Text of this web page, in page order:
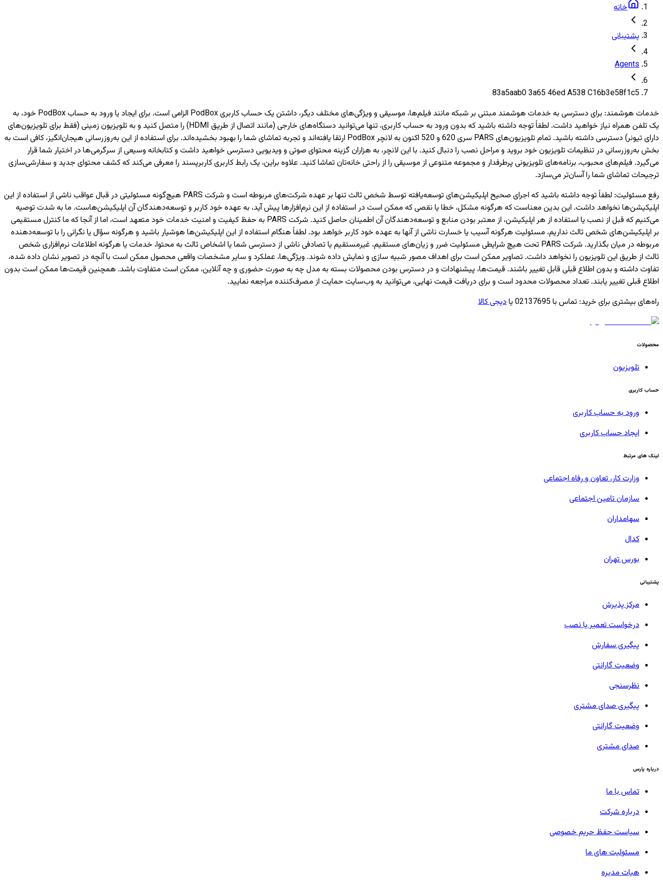
خانه
پشتیبانی
Agents
83a5aab0 3a65 46ed A538 C16b3e58f1c5
خدمات هوشمند:
برای دسترسی به خدمات هوشمند مبتنی بر شبکه مانند فیلم‌ها، موسیقی و ویژگی‌های مختلف دیگر، داشتن یک حساب کاربری PodBox الزامی است. برای ایجاد یا ورود به حساب PodBox خود، به
یک تلفن همراه نیاز خواهید داشت. لطفاً توجه داشته باشید که بدون ورود به حساب کاربری، تنها می‌توانید دستگاه‌های خارجی (مانند اتصال از طریق HDMI) را متصل کنید و به تلویزیون‌ زمینی (فقط برای تلویزیون‌های
دارای تیونر) دسترسی داشته باشید. تمام تلویزیون‌های PARS سری 620 و 520 اکنون به لانچر PodBox ارتقا یافته‌اند و تجربه تماشای شما را بهبود بخشیده‌اند. برای استفاده از این به‌روزرسانی هیجان‌انگیز، کافی است به
بخش به‌روزرسانی در تنظیمات تلویزیون خود بروید و مراحل نصب را دنبال کنید. با این لانچر، به هزاران گزینه محتوای صوتی و ویدیویی دسترسی خواهید داشت و کتابخانه وسیعی از سرگرمی‌ها در اختیار شما قرار
می‌گیرد. فیلم‌های محبوب، برنامه‌های تلویزیونی پرطرفدار و مجموعه متنوعی از موسیقی را از راحتی خانه‌تان تماشا کنید. علاوه براین، یک رابط کاربری کاربرپسند را معرفی می‌کند که کشف محتوای جدید و سفارشی‌سازی
ترجیحات تماشای شما را آسان‌تر می‌سازد.
رفع مسئولیت:
لطفاً توجه داشته باشید که اجرای صحیح اپلیکیشن‌های توسعه‌یافته توسط شخص ثالث تنها بر عهده شرکت‌های مربوطه است و شرکت PARS هیچ‌گونه مسئولیتی در قبال عواقب ناشی از استفاده از این
اپلیکیشن‌ها نخواهد داشت. این بدین معناست که هرگونه مشکل، خطا یا نقصی که ممکن است در استفاده از این نرم‌افزارها پیش آید، به عهده خود کاربر و توسعه‌دهندگان آن اپلیکیشن‌هاست. ما به شدت توصیه
می‌کنیم که قبل از نصب یا استفاده از هر اپلیکیشن، از معتبر بودن منابع و توسعه‌دهندگان آن اطمینان حاصل کنید. شرکت PARS به حفظ کیفیت و امنیت خدمات خود متعهد است، اما از آنجا که ما کنترل مستقیمی
بر اپلیکیشن‌های شخص ثالث نداریم، مسئولیت هرگونه آسیب یا خسارت ناشی از آنها به عهده خود کاربر خواهد بود. لطفاً هنگام استفاده از این اپلیکیشن‌ها هوشیار باشید و هرگونه سؤال یا نگرانی را با توسعه‌دهنده
مربوطه در میان بگذارید. شرکت PARS تحت هیچ شرایطی مسئولیت ضرر و زیان‌های مستقیم، غیرمستقیم یا تصادفی ناشی از دسترسی شما یا اشخاص ثالث به محتوا، خدمات یا هرگونه اطلاعات نرم‌افزاری شخص
ثالث از طریق این تلویزیون را نخواهد داشت. تصاویر ممکن است برای اهداف مصور شبیه سازی و نمایش داده شوند. ویژگی‌ها، عملکرد و سایر مشخصات واقعی محصول ممکن است با آنچه در تصویر نشان داده شده،
تفاوت داشته و بدون اطلاع قبلی قابل تغییر باشند. قیمت‌ها، پیشنهادات و در دسترس بودن محصولات بسته به مدل چه به صورت حضوری و چه آنلاین، ممکن است متفاوت باشد. همچنین قیمت‌ها ممکن است بدون
اطلاع قبلی تغییر یابند. تعداد محصولات محدود است و برای دریافت قیمت نهایی، می‌توانید به وب‌سایت حمایت از مصرف‌کننده مراجعه نمایید.
راه‌های بیشتری برای خرید: تماس با 02137695 یا دیجی کالا
محصولات
تلویزیون
حساب کاربری
ورود به حساب کاربری
ایجاد حساب کاربری
لینک های مرتبط
وزارت کار، تعاون و رفاه اجتماعی
سازمان تامین اجتماعی
سهامداران
کدال
بورس تهران
پشتیبانی
مرکز پذیرش
درخواست تعمیر یا نصب
پیگیری سفارش
وضعیت گارانتی
نظرسنجی
پیگیری صدای مشتری
وضعیت گارانتی
صدای مشتری
درباره پارس
تماس با ما
درباره شرکت
سیاست حفظ حریم خصوصی
مسئولیت های ما
هیات مدیره